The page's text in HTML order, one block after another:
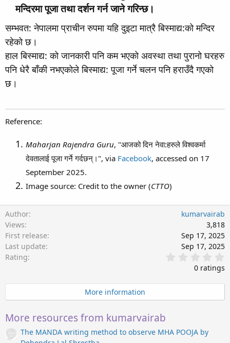
मन्दिरमा पूजा तथा दर्शन गर्न जाने गरिन्छ।​
सम्भवत: नेपालमा प्राचीन रुपमा यहि दुइटा मात्रै बिस्माद्य:को मन्दिर
रहेको छ।
हाल बिस्माद्य: को जानकारी पनि कम भएको अवस्था तथा पुरानो घरहरु
पनि धेरै बाँकी नभएकोले बिस्माद्य: पूजा गर्ने चलन पनि हराउँदै गएको
छ।
Reference:
Maharjan Rajendra Guru, "आजको दिन नेवा:हरुले विश्वकर्मा
देवतालाई पूजा गर्ने गर्दछन्।", via Facebook, accessed on 17
September 2025.
Image source: Credit to the owner (CTTO)
Author
kumarvairab
Views
3,818
First release
Sep 17, 2025
Last update
Sep 17, 2025
Rating
t
0 ratings
More information
More resources from kumarvairab
The MANDA writing method to observe MHA POOJA by